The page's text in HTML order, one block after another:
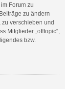
Forum zu
zu ändern
verschieben und
Mitglieder „offtopic“,
bzw.